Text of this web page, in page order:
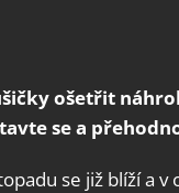
ošetřit
se a
se již blíží a